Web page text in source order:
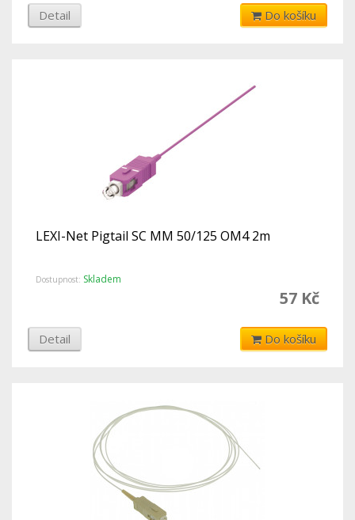
Detail Do košíku
LEXI-Net Pigtail SC MM 50/125 OM4 2m
Dostupnost: Skladem
57 Kč
Detail Do košíku